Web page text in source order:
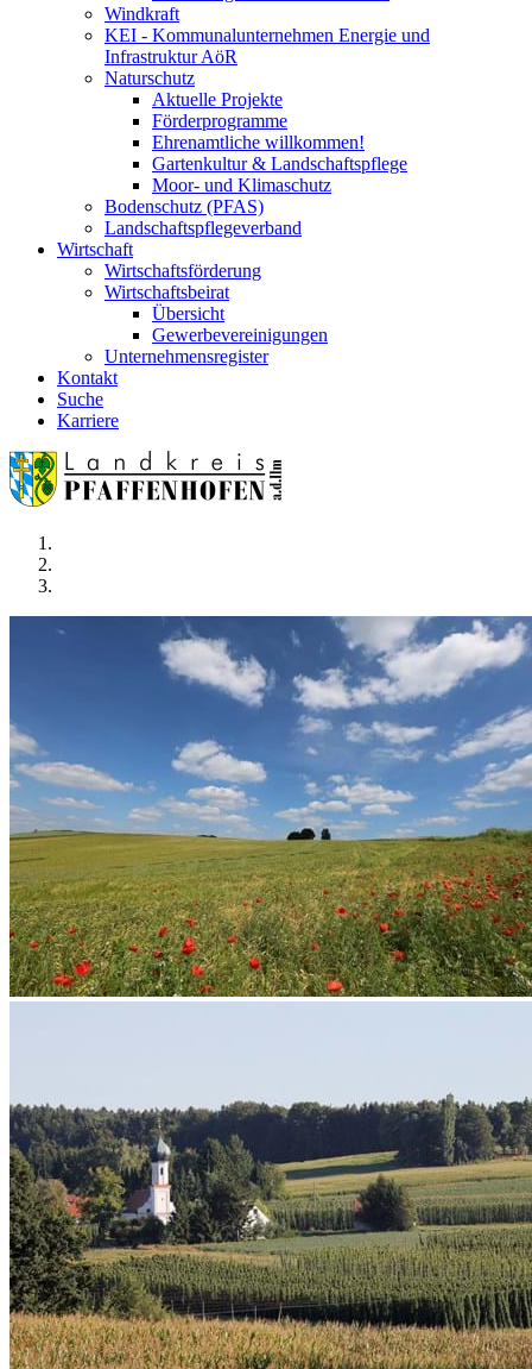
Windkraft
KEI - Kommunalunternehmen Energie und
Infrastruktur AöR
Naturschutz
Aktuelle Projekte
Förderprogramme
Ehrenamtliche willkommen!
Gartenkultur & Landschaftspflege
Moor- und Klimaschutz
Bodenschutz (PFAS)
Landschaftspflegeverband
Wirtschaft
Wirtschaftsförderung
Wirtschaftsbeirat
Übersicht
Gewerbevereinigungen
Unternehmensregister
Kontakt
Suche
Karriere